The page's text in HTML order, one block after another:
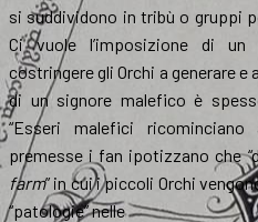
si suddividono in tribù o gruppi
Ci vuole l’imposizione di un
costringere gli Orchi a generare
di un signore malefico è
“Esseri malefici
premesse i fan ipotizzano che
farm” in cui i piccoli Orchi
“patologie” nelle